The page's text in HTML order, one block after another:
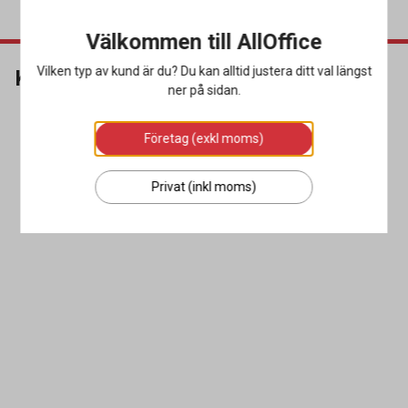
K10
Välkommen till AllOffice
Vilken typ av kund är du? Du kan alltid justera ditt val längst
ner på sidan.
Företag (exkl moms)
Privat (inkl moms)